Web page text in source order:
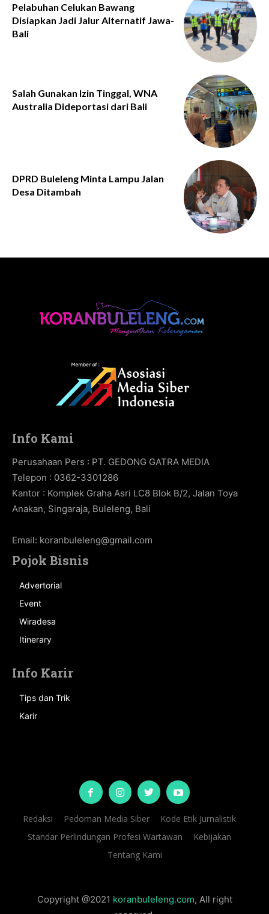
Pelabuhan Celukan Bawang
Disiapkan Jadi Jalur Alternatif Jawa-
Bali
Salah Gunakan Izin Tinggal, WNA
Australia Dideportasi dari Bali
DPRD Buleleng Minta Lampu Jalan
Desa Ditambah
Info Kami
Perusahaan Pers : PT. GEDONG GATRA MEDIA
Telepon : 0362-3301286
Kantor : Komplek Graha Asri LC8 Blok B/2, Jalan Toya
Anakan, Singaraja, Buleleng, Bali
Email: koranbuleleng@gmail.com
Pojok Bisnis
Advertorial
Event
Wiradesa
Itinerary
Info Karir
Tips dan Trik
Karir
Redaksi Pedoman Media Siber
Kode Etik Jurnalistik
Standar Perlindungan Profesi Wartawan
Kebijakan
Tentang Kami
Copyright @2021 koranbuleleng.com, All right